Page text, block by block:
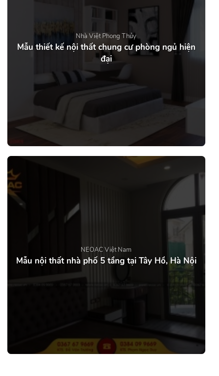
Nhà Việt Phong Thủy
Mẫu thiết kế nội thất chung cư phòng ngủ hiện
đại
NEOAC Việt Nam
Mẫu nội thất nhà phố 5 tầng tại Tây Hồ, Hà Nội